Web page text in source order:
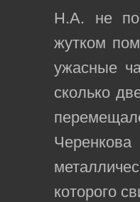
Н.А. не
жутком
ужасные
сколько
которого